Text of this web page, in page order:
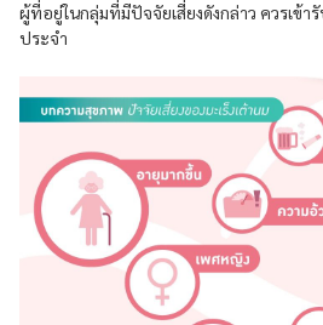
ผู้ที่อยู่ในกลุ่มที่มีปัจจัยเสี่ยงดังกล่าว ควรเข้า
ประจำ